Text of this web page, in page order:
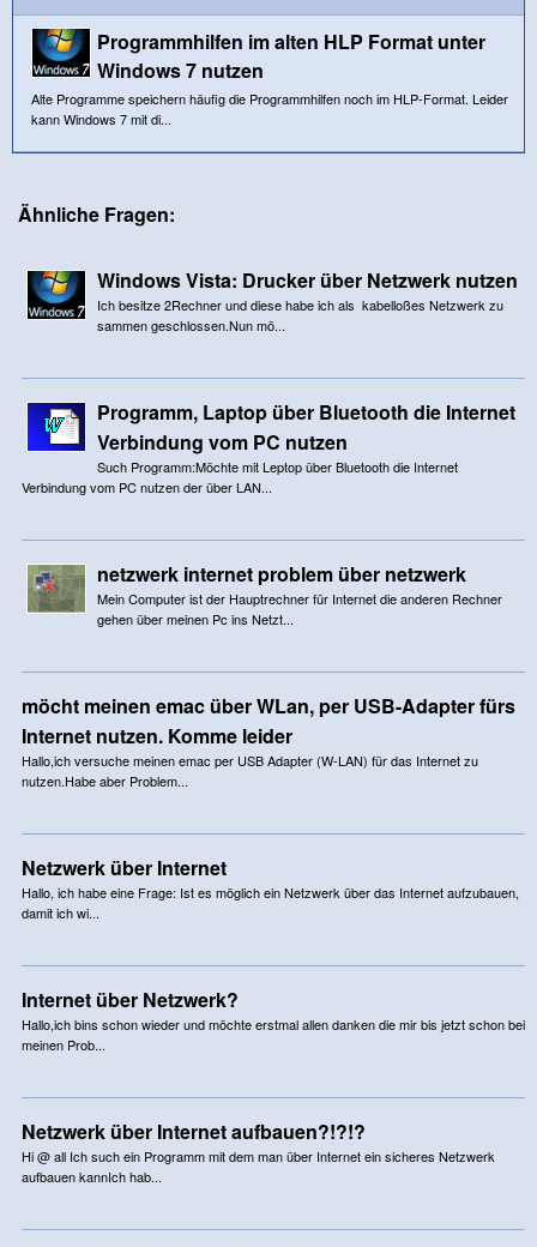
Programmhilfen im alten HLP Format unter
Windows 7 nutzen
Alte Programme speichern häufig die Programmhilfen noch im HLP-Format. Leider
kann Windows 7 mit di...
Ähnliche Fragen:
Windows Vista: Drucker über Netzwerk nutzen
Ich besitze 2Rechner und diese habe ich als kabelloßes Netzwerk zu
sammen geschlossen.Nun mö...
Programm, Laptop über Bluetooth die Internet
Verbindung vom PC nutzen
Such Programm:Möchte mit Leptop über Bluetooth die Internet
Verbindung vom PC nutzen der über LAN...
netzwerk internet problem über netzwerk
Mein Computer ist der Hauptrechner für Internet die anderen Rechner
gehen über meinen Pc ins Netzt...
möcht meinen emac über WLan, per USB-Adapter fürs
Internet nutzen. Komme leider
Hallo,ich versuche meinen emac per USB Adapter (W-LAN) für das Internet zu
nutzen.Habe aber Problem...
Netzwerk über Internet
Hallo, ich habe eine Frage: Ist es möglich ein Netzwerk über das Internet aufzubauen,
damit ich wi...
Internet über Netzwerk?
Hallo,ich bins schon wieder und möchte erstmal allen danken die mir bis jetzt schon bei
meinen Prob...
Netzwerk über Internet aufbauen?!?!?
Hi @ all Ich such ein Programm mit dem man über Internet ein sicheres Netzwerk
aufbauen kannIch hab...